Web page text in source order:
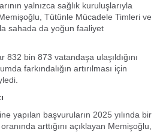
yalnızca sağlık kuruluşlarıyla
Memişoğlu, Tütünle Mücadele Timleri ve
sahada da yoğun faaliyet
bin 873 vatandaşa ulaşıldığını
farkındalığın artırılması için
yapılan başvuruların 2025 yılında bir
arttığını açıklayan Memişoğlu,